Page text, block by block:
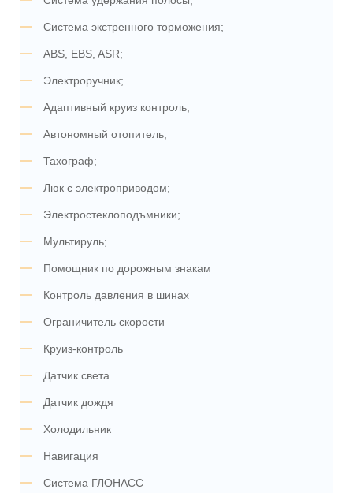
Система экстренного торможения;
ABS, EBS, ASR;
Электроручник;
Адаптивный круиз контроль;
Автономный отопитель;
Тахограф;
Люк с электроприводом;
Электростеклоподъмники;
Мультируль;
Помощник по дорожным знакам
Контроль давления в шинах
Ограничитель скорости
Круиз-контроль
Датчик света
Датчик дождя
Холодильник
Навигация
Система ГЛОНАСС